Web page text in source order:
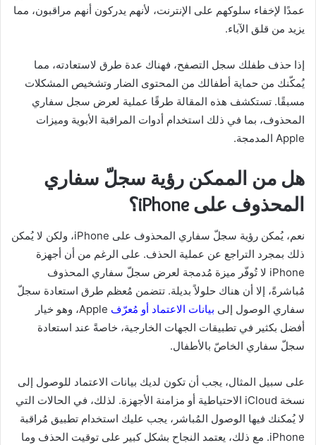
عمدًا لإخفاء سلوكهم على الإنترنت، لأنهم يدركون أنهم مراقبون، مما
يزيد من قلق الآباء.
إذا حذف طفلك سجل التصفح، فهناك عدة طرق لاستعادته، مما
يُمكّنك من حماية أطفالك من المحتوى الضار وتشخيص المشكلات
مسبقًا. تستكشف هذه المقالة طرقًا عملية لعرض سجل سفاري
المحذوف، بما في ذلك استخدام أدوات المراقبة الأبوية وميزات
Apple المدمجة.
هل من الممكن رؤية سجلّ سفاري
المحذوف على iPhone؟
نعم، يُمكن رؤية سجلّ سفاري المحذوف على iPhone، ولكن لا يُمكن
ذلك بمجرد التراجع عن عملية الحذف. على الرغم من أن أجهزة
iPhone لا تُوفّر ميزة مُدمجة لعرض سجلّ سفاري المحذوف
مُباشرةً، إلا أن هناك حلولاً بديلة. تتضمن مُعظم طرق استعادة سجلّ
سفاري الوصول إلى بيانات الاعتماد أو مُعرّف
Apple، وهو خيار
أفضل بكثير في تطبيقات الجهات الخارجية، خاصةً عند استعادة
سجلّ سفاري الخاصّ بالأطفال.
على سبيل المثال، يجب أن تكون لديك بيانات الاعتماد للوصول إلى
نسخة iCloud الاحتياطية أو مزامنة الأجهزة. لذلك، في الحالات التي
لا يُمكنك فيها الوصول المُباشر، يجب عليك استخدام تطبيق مُراقبة
iPhone. مع ذلك، يعتمد النجاح بشكل كبير على توقيت الحذف وما